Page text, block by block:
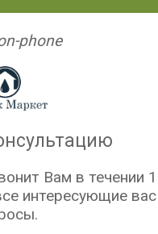
phone
Вам в течении
интересующие вас